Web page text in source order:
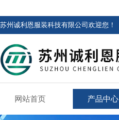
苏州诚利恩服装科技有限公司欢迎您！
网站首页 产品中心